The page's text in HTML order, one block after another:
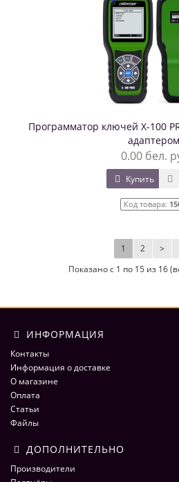
Программатор ключей X-100
0.00 бел.
Купить
Код товара:
1 2 >
Показано с 1 по 15 из 16
ИНФОРМАЦИЯ
Контакты
Информация о доставке
О магазине
Оплата
Статьи
Файлы
ДОПОЛНИТЕЛЬНО
Производители